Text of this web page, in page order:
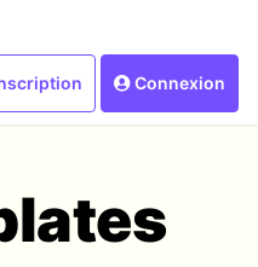
Connexion